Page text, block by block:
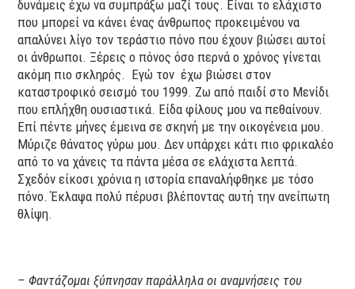
δυνάμεις έχω να συμπράξω μαζί τους. Είναι το ελάχιστο
που μπορεί να κάνει ένας άνθρωπος προκειμένου να
απαλύνει λίγο τον τεράστιο πόνο που έχουν βιώσει αυτοί
οι άνθρωποι. Ξέρεις ο πόνος όσο περνά ο χρόνος γίνεται
ακόμη πιο σκληρός. Εγώ τον έχω βιώσει στον
καταστροφικό σεισμό του 1999. Ζω από παιδί στο Μενίδι
που επλήχθη ουσιαστικά. Είδα φίλους μου να πεθαίνουν.
Επί πέντε μήνες έμεινα σε σκηνή με την οικογένεια μου.
Μύριζε θάνατος γύρω μου. Δεν υπάρχει κάτι πιο φρικαλέο
από το να χάνεις τα πάντα μέσα σε ελάχιστα λεπτά.
Σχεδόν είκοσι χρόνια η ιστορία επαναλήφθηκε με τόσο
πόνο. Έκλαψα πολύ πέρυσι βλέποντας αυτή την ανείπωτη
θλίψη.
– Φαντάζομαι ξύπνησαν παράλληλα οι αναμνήσεις του